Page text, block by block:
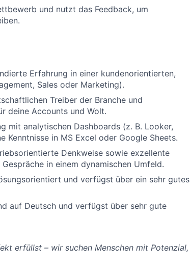
und nutzt das Feedback, um
Erfahrung in einer kundenorientierten,
Sales oder Marketing).
Treiber der Branche und
deine Accounts und Wolt.
mit analytischen Dashboards (z. B. Looker,
in MS Excel oder Google Sheets.
Denkweise sowie exzellente
in einem dynamischen Umfeld.
und verfügst über ein sehr gutes
auf Deutsch und verfügst über sehr gute
erfüllst – wir suchen Menschen mit Potenzial,